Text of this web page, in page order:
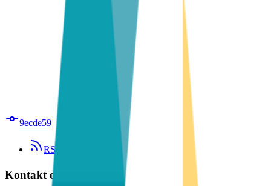
Informatikk
Årsstudium
9ecde59
RSS Feed
Kontakt oss ☎️